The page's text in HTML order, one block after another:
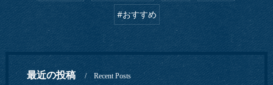
#おすすめ
最近の投稿 Recent Posts